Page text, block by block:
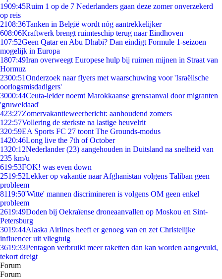
1909:45Ruim 1 op de 7 Nederlanders gaan deze zomer onverzekerd
op reis
2108:36Tanken in België wordt nóg aantrekkelijker
608:06Kraftwerk brengt ruimteschip terug naar Eindhoven
107:52Geen Qatar en Abu Dhabi? Dan eindigt Formule 1-seizoen
mogelijk in Europa
1807:49Iran overweegt Europese hulp bij ruimen mijnen in Straat van
Hormuz
2300:51Onderzoek naar flyers met waarschuwing voor 'Israëlische
oorlogsmisdadigers'
3000:44Ceuta-leider noemt Marokkaanse grensaanval door migranten
'gruweldaad'
423:27Zomervakantieweerbericht: aanhoudend zomers
1 22:57Vollering de sterkste na lastige heuvelrit
320:59EA Sports FC 27 toont The Grounds-modus
1420:46Long live the 7th of October
1320:12Nederlander (23) aangehouden in Duitsland na snelheid van
235 km/u
619:53FOK! was even down
2519:52Lekker op vakantie naar Afghanistan volgens Taliban geen
probleem
8119:50'Witte' mannen discrimineren is volgens OM geen enkel
probleem
2619:49Doden bij Oekraïense droneaanvallen op Moskou en Sint-
Petersburg
3019:44Alaska Airlines heeft er genoeg van en zet Christelijke
influencer uit vliegtuig
3619:33Pentagon verbruikt meer raketten dan kan worden aangevuld,
tekort dreigt
Forum
Forum